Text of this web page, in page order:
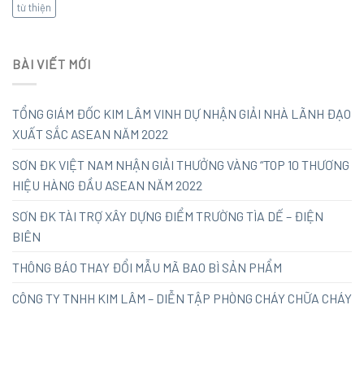
từ thiện
BÀI VIẾT MỚI
TỔNG GIÁM ĐỐC KIM LÂM VINH DỰ NHẬN GIẢI NHÀ LÃNH ĐẠO
XUẤT SẮC ASEAN NĂM 2022
SƠN ĐK VIỆT NAM NHẬN GIẢI THƯỞNG VÀNG “TOP 10 THƯƠNG
HIỆU HÀNG ĐẦU ASEAN NĂM 2022
SƠN ĐK TÀI TRỢ XÂY DỰNG ĐIỂM TRƯỜNG TÌA DẾ – ĐIỆN
BIÊN
THÔNG BÁO THAY ĐỔI MẪU MÃ BAO BÌ SẢN PHẨM
CÔNG TY TNHH KIM LÂM – DIỄN TẬP PHÒNG CHÁY CHỮA CHÁY